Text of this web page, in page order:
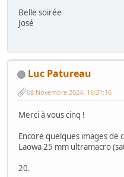
Belle soirée
José
Luc Patureau
08 Novembre 2024, 16:31:16
Merci à vous cinq !
Encore quelques images de
Laowa 25 mm ultramacro
20.